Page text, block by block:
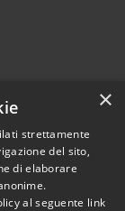
2026 • Town of •
×
strettamente
del sito,
di elaborare
al seguente link